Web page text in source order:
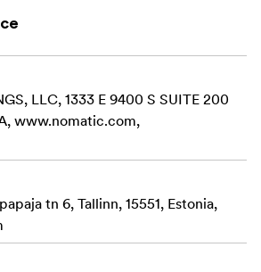
Cube (Black, Small)
Warranty
LLC, 1333 E 9400 S SUITE 200
www.nomatic.com,
tn 6, Tallinn, 15551, Estonia,